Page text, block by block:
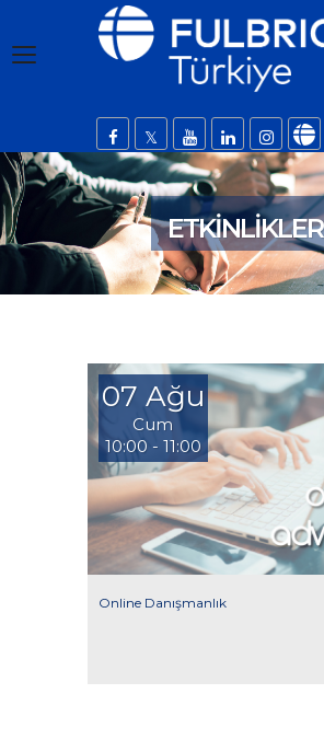
ETKINLIKLER
07 Ağu
Cum
10:00 - 11:00
Online Danışmanlık